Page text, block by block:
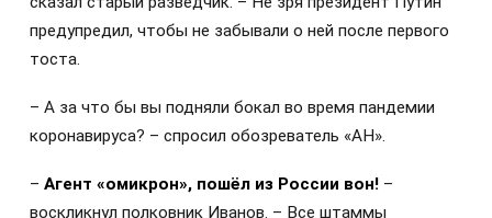
предупредил, чтобы не забывали о ней после первого
тоста.
– А за что бы вы подняли бокал во время пандемии
коронавируса? – спросил обозреватель «АН».
– Агент «омикрон», пошёл из России вон! –
воскликнул полковник Иванов. – Все штаммы